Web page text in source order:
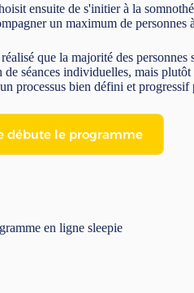
ensuite de s'initier à la
un maximum de personnes
que la majorité des
de séances individuelles, mais
processus bien défini et
débute le programme